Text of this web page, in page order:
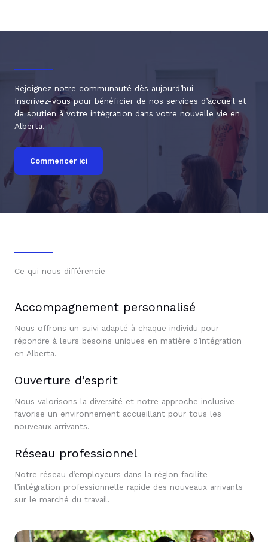
Rejoignez notre communauté dès aujourd’hui
Inscrivez-vous pour bénéficier de nos services d’accueil et
de soutien à votre intégration dans votre nouvelle vie en
Alberta.
Commencer ici
Ce qui nous différencie
Accompagnement personnalisé
Nous offrons un suivi adapté à chaque individu pour
répondre à leurs besoins uniques en matière d’intégration
en Alberta.
Ouverture d’esprit
Nous valorisons la diversité et notre approche inclusive
favorise un environnement accueillant pour tous les
nouveaux arrivants.
Réseau professionnel
Notre réseau d’employeurs dans la région facilite
l’intégration professionnelle rapide des nouveaux arrivants
sur le marché du travail.